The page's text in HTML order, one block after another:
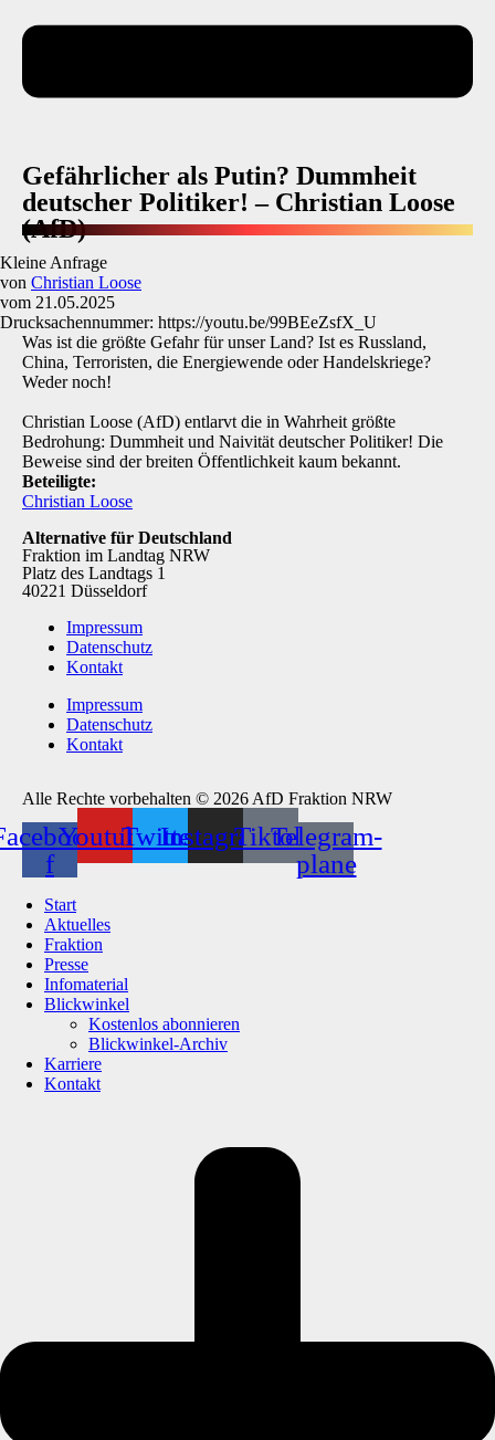
Gefährlicher als Putin? Dummheit
deutscher Politiker! – Christian Loose
(AfD)
Kleine Anfrage
von Christian Loose
vom 21.05.2025
Drucksachen­nummer: https://youtu.be/99BEeZsfX_U
Was ist die größte Gefahr für unser Land? Ist es Russland,
China, Terroristen, die Energiewende oder Handelskriege?
Weder noch!
Christian Loose (AfD) entlarvt die in Wahrheit größte
Bedrohung: Dummheit und Naivität deutscher Politiker! Die
Beweise sind der breiten Öffentlichkeit kaum bekannt.
Beteiligte:
Christian Loose
Alternative für Deutschland
Fraktion im Landtag NRW
Platz des Landtags 1
40221 Düsseldorf
Impressum
Datenschutz
Kontakt
Impressum
Datenschutz
Kontakt
Alle Rechte vorbehalten © 2026 AfD Fraktion NRW
f
YoutubeTwitterInstagramTiktokTelegram-
plane
Start
Aktuelles
Fraktion
Presse
Infomaterial
Blickwinkel
Kostenlos abonnieren
Blickwinkel-Archiv
Karriere
Kontakt